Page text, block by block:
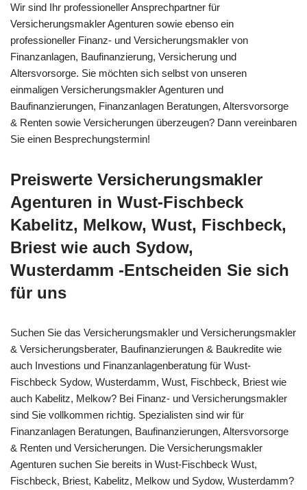
Wir sind Ihr professioneller Ansprechpartner für
Versicherungsmakler Agenturen sowie ebenso ein
professioneller Finanz- und Versicherungsmakler von
Finanzanlagen, Baufinanzierung, Versicherung und
Altersvorsorge. Sie möchten sich selbst von unseren
einmaligen Versicherungsmakler Agenturen und
Baufinanzierungen, Finanzanlagen Beratungen, Altersvorsorge
& Renten sowie Versicherungen überzeugen? Dann vereinbaren
Sie einen Besprechungstermin!
Preiswerte Versicherungsmakler
Agenturen in Wust-Fischbeck
Kabelitz, Melkow, Wust, Fischbeck,
Briest wie auch Sydow,
Wusterdamm -Entscheiden Sie sich
für uns
Suchen Sie das Versicherungsmakler und Versicherungsmakler
& Versicherungsberater, Baufinanzierungen & Baukredite wie
auch Investions und Finanzanlagenberatung für Wust-
Fischbeck Sydow, Wusterdamm, Wust, Fischbeck, Briest wie
auch Kabelitz, Melkow? Bei Finanz- und Versicherungsmakler
sind Sie vollkommen richtig. Spezialisten sind wir für
Finanzanlagen Beratungen, Baufinanzierungen, Altersvorsorge
& Renten und Versicherungen. Die Versicherungsmakler
Agenturen suchen Sie bereits in Wust-Fischbeck Wust,
Fischbeck, Briest, Kabelitz, Melkow und Sydow, Wusterdamm?